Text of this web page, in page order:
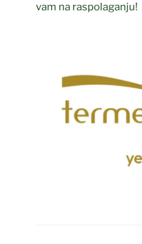
vam na raspolaganju!